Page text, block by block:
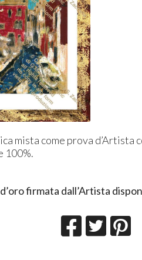
mista come prova d’Artista
100%.
firmata dall’Artista